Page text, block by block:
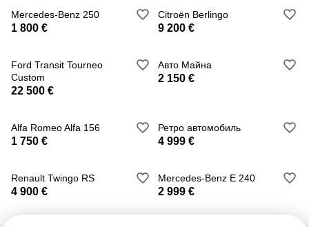
Mercedes-Benz 250
1 800 €
Citroën Berlingo
9 200 €
Ford Transit Tourneo
Custom
22 500 €
Авто Майна
2 150 €
Alfa Romeo Alfa 156
1 750 €
Ретро автомобиль
4 999 €
Renault Twingo RS
4 900 €
Mercedes-Benz E 240
2 999 €